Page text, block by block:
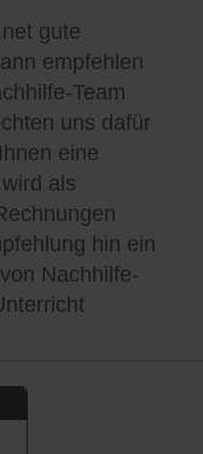
gute
empfehlen
Team
uns dafür
eine
als
hin ein
Nachhilfe-